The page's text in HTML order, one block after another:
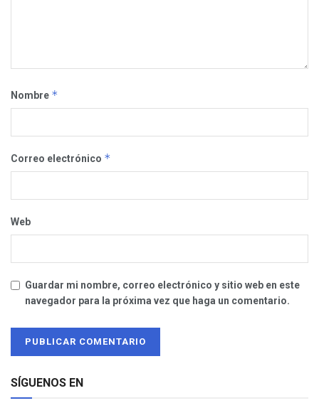
Nombre *
Correo electrónico *
Web
Guardar mi nombre, correo electrónico y sitio web en este
navegador para la próxima vez que haga un comentario.
SÍGUENOS EN